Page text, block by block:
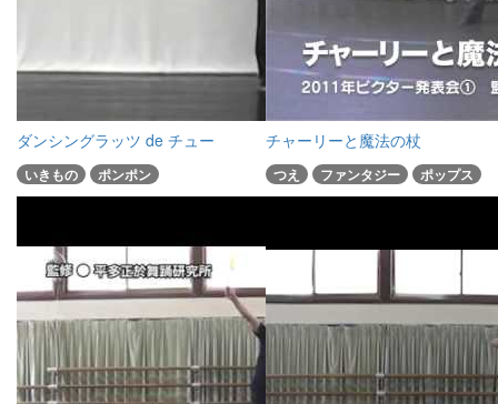
ダンシングラッツ de チュー
いきもの ポンポン
チャーリーと魔法の杖
つえ ファンタジー ポップス